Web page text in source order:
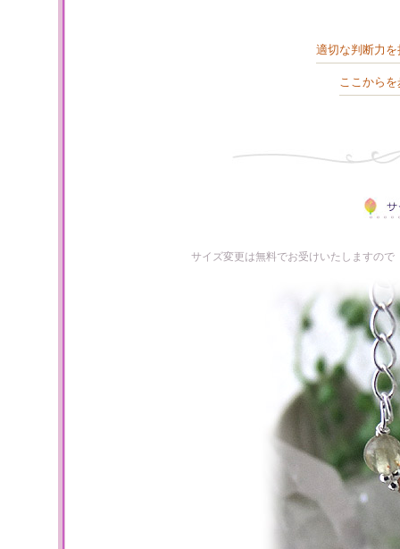
適切な判断力
ここから
サイズ変更は無料でお受けいたしますの